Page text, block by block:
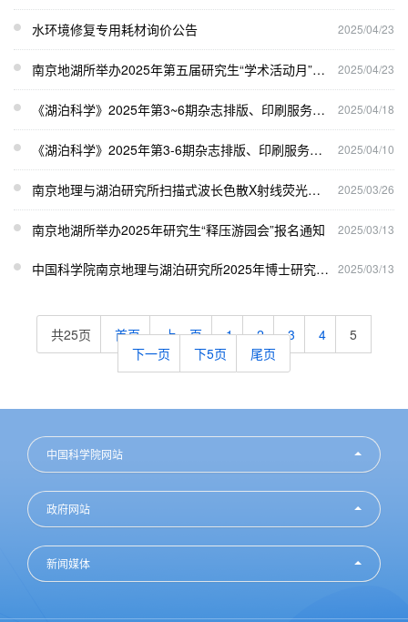
2025/04/23
水环境修复专用耗材询价公告
2025/04/23
南京地湖所举办2025年第五届研究生“学术活动月”报名通知
2025/04/18
《湖泊科学》2025年第3~6期杂志排版、印刷服务项目成交公告
2025/04/10
《湖泊科学》2025年第3-6期杂志排版、印刷服务项目询价公告
2025/03/26
南京地理与湖泊研究所扫描式波长色散X射线荧光光谱仪询价维修成交公告
2025/03/13
南京地湖所举办2025年研究生“释压游园会”报名通知
2025/03/13
中国科学院南京地理与湖泊研究所2025年博士研究生入学考试通知
共25页 首页 上一页 1 2 3 4
5
下一页
下5页 尾页
中国科学院网站
政府网站
新闻媒体